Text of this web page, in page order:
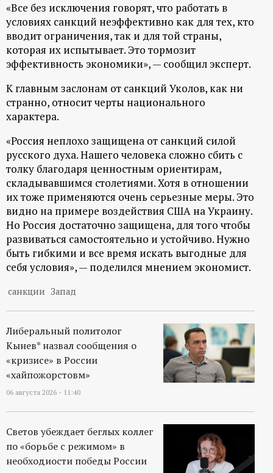
«Все без исключения говорят, что работать в
условиях санкций неэффективно как для тех, кто
вводит ограничения, так и для той страны,
которая их испытывает. Это тормозит
эффективность экономики», — сообщил эксперт.
К главным заслонам от санкций Уколов, как ни
странно, относит черты национального
характера.
«Россия неплохо защищена от санкций силой
русского духа. Нашего человека сложно сбить с
толку благодаря ценностным ориентирам,
складывавшимся столетиями. Хотя в отношении
их тоже применяются очень серьезные меры. Это
видно на примере воздействия США на Украину.
Но Россия достаточно защищена, для того чтобы
развиваться самостоятельно и устойчиво. Нужно
быть гибкими и все время искать выгодные для
себя условия», — поделился мнением экономист.
санкции Запад
Либеральный политолог
Кынев* назвал сообщения о
«кризисе» в России
«хайпожорстовм»
06 августа 2026 - 11:40
Светов убеждает беглых коллег
по «борьбе с режимом» в
необходиости победы России